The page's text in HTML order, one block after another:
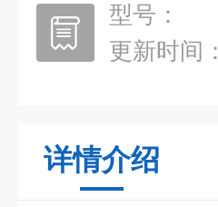
型号：
更新时间：
详情介绍